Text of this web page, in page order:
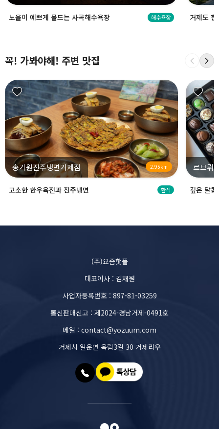
노을이 예쁘게 물드는 사곡해수욕장 해수욕장 거제도
꼭! 가봐야해! 주변 맛집
송기원진주냉면거제점 2.95km
고소한 한우육전과 진주냉면 한식
르브뤼
깊은 달
(주)요즘핫플
대표이사 : 김채원
사업자등록번호 : 897-81-03259
통신판매신고 : 제2024-경남거제-0491호
메일 : contact@yozuum.com
거제시 일운면 옥림3길 30 거제리우